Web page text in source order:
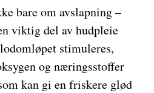
bare om avslapning –
viktig del av hudpleie
stimuleres,
og næringsstoffer
kan gi en friskere glød